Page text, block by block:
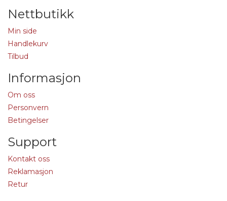
Nettbutikk
Min side
Handlekurv
Tilbud
Informasjon
Om oss
Personvern
Betingelser
Support
Kontakt oss
Reklamasjon
Retur